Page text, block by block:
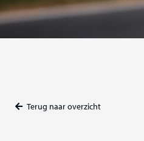
Terug naar overzicht